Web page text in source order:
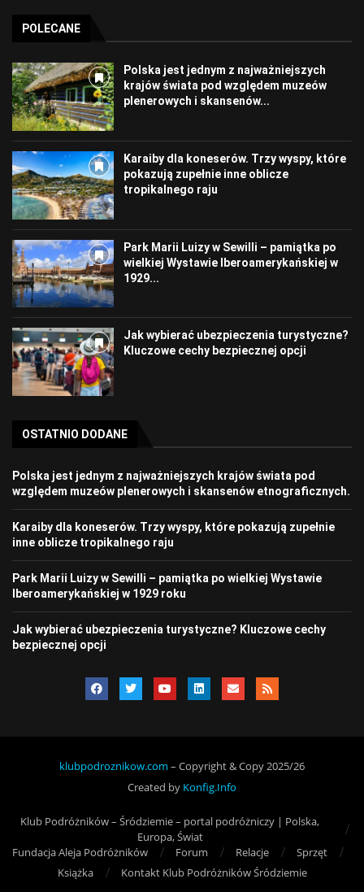
POLECANE
Polska jest jednym z najważniejszych
krajów świata pod względem muzeów
plenerowych i skansenów...
Karaiby dla koneserów. Trzy wyspy, które
pokazują zupełnie inne oblicze
tropikalnego raju
Park Marii Luizy w Sewilli – pamiątka po
wielkiej Wystawie Iberoamerykańskiej w
1929...
Jak wybierać ubezpieczenia turystyczne?
Kluczowe cechy bezpiecznej opcji
OSTATNIO DODANE
Polska jest jednym z najważniejszych krajów świata pod
względem muzeów plenerowych i skansenów etnograficznych.
Karaiby dla koneserów. Trzy wyspy, które pokazują zupełnie
inne oblicze tropikalnego raju
Park Marii Luizy w Sewilli – pamiątka po wielkiej Wystawie
Iberoamerykańskiej w 1929 roku
Jak wybierać ubezpieczenia turystyczne? Kluczowe cechy
bezpiecznej opcji
klubpodroznikow.com – Copyright & Copy 2025/26
Created by Konfig.Info
Klub Podróżników – Śródziemie – portal podróżniczy | Polska,
Europa, Świat
Fundacja Aleja Podróżników
Forum Relacje
Sprzęt
Książka
Kontakt Klub Podróżników Śródziemie